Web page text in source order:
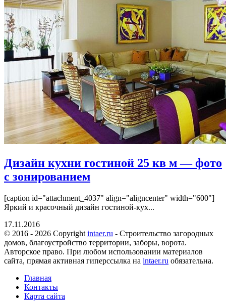
Дизайн кухни гостиной 25 кв м — фото
с зонированием
[caption id="attachment_4037" align="aligncenter" width="600"]
Яркий и красочный дизайн гостиной-кух...
17.11.2016
© 2016 - 2026 Copyright intaer.ru - Cтроительство загородных
домов, благоустройство территории, заборы, ворота.
Авторское право. При любом использовании материалов
сайта, прямая активная гиперссылка на intaer.ru обязательна.
Главная
Контакты
Карта сайта